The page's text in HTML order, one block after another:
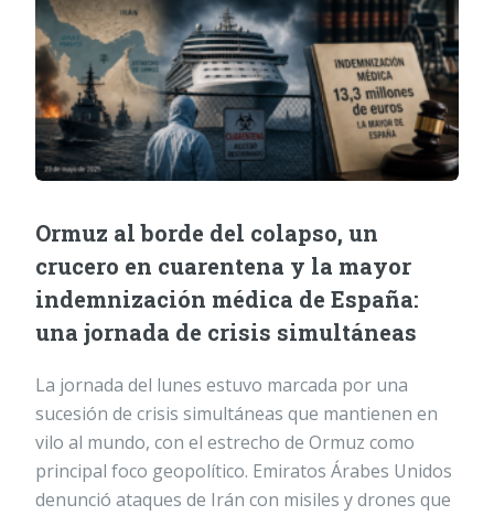
Ormuz al borde del colapso, un
crucero en cuarentena y la mayor
indemnización médica de España:
una jornada de crisis simultáneas
La jornada del lunes estuvo marcada por una
sucesión de crisis simultáneas que mantienen en
vilo al mundo, con el estrecho de Ormuz como
principal foco geopolítico. Emiratos Árabes Unidos
denunció ataques de Irán con misiles y drones que